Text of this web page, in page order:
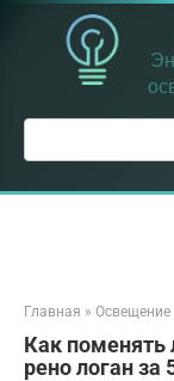
Перейти
контенту
Поиск:
Главная » Освещение
Как поменять
рено логан за